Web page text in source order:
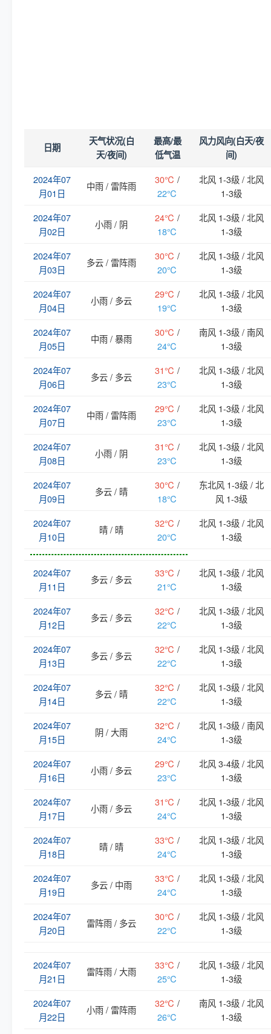
日期
天气状况(白
天/夜间)
最高/最
低气温
风力风向(白天/夜
间)
2024年07
月01日
中雨 / 雷阵雨
30℃ /
22℃
北风 1-3级 / 北风
1-3级
2024年07
月02日
小雨 / 阴
24℃ /
18℃
北风 1-3级 / 北风
1-3级
2024年07
月03日
多云 / 雷阵雨
30℃ /
20℃
北风 1-3级 / 北风
1-3级
2024年07
月04日
小雨 / 多云
29℃ /
19℃
北风 1-3级 / 北风
1-3级
2024年07
月05日
中雨 / 暴雨
30℃ /
24℃
南风 1-3级 / 南风
1-3级
2024年07
月06日
多云 / 多云
31℃ /
23℃
北风 1-3级 / 北风
1-3级
2024年07
月07日
中雨 / 雷阵雨
29℃ /
23℃
北风 1-3级 / 北风
1-3级
2024年07
月08日
小雨 / 阴
31℃ /
23℃
北风 1-3级 / 北风
1-3级
2024年07
月09日
多云 / 晴
30℃ /
18℃
东北风 1-3级 / 北
风 1-3级
2024年07
月10日
晴 / 晴
32℃ /
20℃
北风 1-3级 / 北风
1-3级
2024年07
月11日
多云 / 多云
33℃ /
21℃
北风 1-3级 / 北风
1-3级
2024年07
月12日
多云 / 多云
32℃ /
22℃
北风 1-3级 / 北风
1-3级
2024年07
月13日
多云 / 多云
32℃ /
22℃
北风 1-3级 / 北风
1-3级
2024年07
月14日
多云 / 晴
32℃ /
22℃
北风 1-3级 / 北风
1-3级
2024年07
月15日
阴 / 大雨
32℃ /
24℃
北风 1-3级 / 南风
1-3级
2024年07
月16日
小雨 / 多云
29℃ /
23℃
北风 3-4级 / 北风
1-3级
2024年07
月17日
小雨 / 多云
31℃ /
24℃
北风 1-3级 / 北风
1-3级
2024年07
月18日
晴 / 晴
33℃ /
24℃
北风 1-3级 / 北风
1-3级
2024年07
月19日
多云 / 中雨
33℃ /
24℃
北风 1-3级 / 北风
1-3级
2024年07
月20日
雷阵雨 / 多云
30℃ /
22℃
北风 1-3级 / 北风
1-3级
2024年07
月21日
雷阵雨 / 大雨
33℃ /
25℃
北风 1-3级 / 北风
1-3级
2024年07
月22日
小雨 / 雷阵雨
32℃ /
26℃
南风 1-3级 / 北风
1-3级